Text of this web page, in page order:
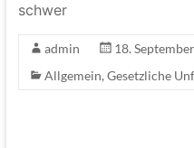
schwer
admin
18.
Allgemein,Gesetzliche